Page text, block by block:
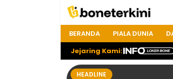
BERANDA PIALA DUNIA
Jejaring Kami:
HEADLINE